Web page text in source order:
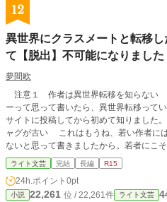
12
異世界にクラスメートと転移
て【脱出】不可能になりました
夢間欧
注意１ 作者は異世界転移を知らない ぼく、夢の中へ行くっていい話だな
ーって思って書いたら、異世界転移って
サイトに投稿してから初めて知りました。だか
ャグが古い これはもうね、若い作者には絶対書けませんよ。ぼくにしか書け
ないと思って書きましたから。若者にこそぜ
文体が冒険 女子高生の「わし」一人称です。異色の読書体験が味わえます。
他サイトでは「お笑い館殺人事件〜リ
臨」のタイトルで公開しました。で、他
ました。もろ影響です。 ストーリーは、女の子が夢の世界に転移したら、働
ライト文芸 完結 長編 R15
24h.ポイント 0pt
小説 22,261 位 / 22,261件 ライト文芸